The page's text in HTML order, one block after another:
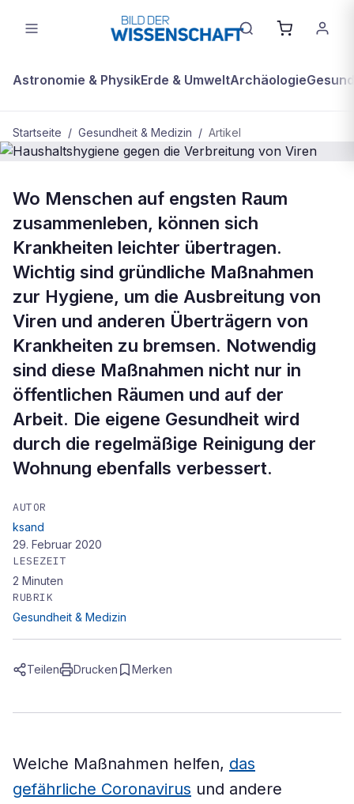
Astronomie & PhysikErde & UmweltArchäologie
Startseite / Gesundheit & Medizin / Artikel
Haushaltshygiene gegen die
Verbreitung von Viren
Wo Menschen auf engsten Raum
zusammenleben, können sich
Krankheiten leichter übertragen.
Wichtig sind gründliche Maßnahmen
zur Hygiene, um die Ausbreitung von
Viren und anderen Überträgern von
Krankheiten zu bremsen. Notwendig
sind diese Maßnahmen nicht nur in
öffentlichen Räumen und auf der
Arbeit. Die eigene Gesundheit wird
durch die regelmäßige Reinigung der
Wohnung ebenfalls verbessert.
AUTOR
ksand
29. Februar 2020
LESEZEIT
2 Minuten
RUBRIK
Gesundheit & Medizin
Teilen Drucken Merken
Welche Maßnahmen helfen, das
gefährliche Coronavirus und andere